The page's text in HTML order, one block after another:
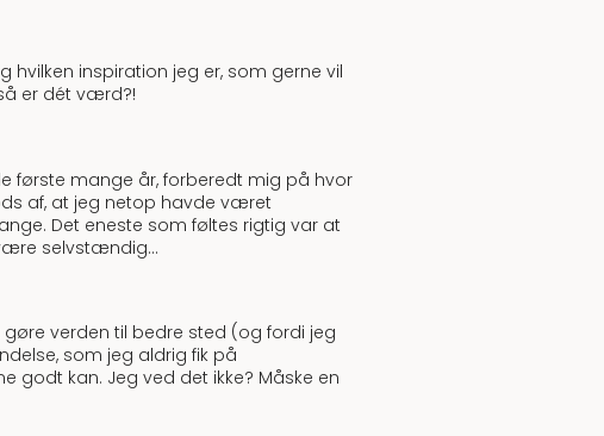
inspiration jeg er, som gerne vil
er dét værd?!
første mange år, forberedt mig på hvor
af, at jeg netop havde været
Det eneste som føltes rigtig var at
selvstændig…
verden til bedre sted (og fordi jeg
som jeg aldrig fik på
godt kan. Jeg ved det ikke? Måske en